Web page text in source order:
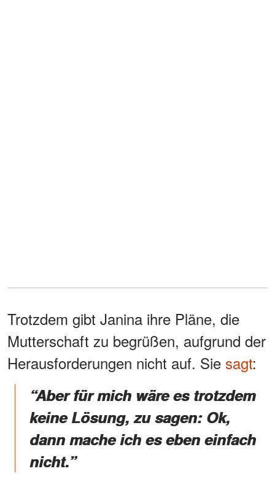
Trotzdem gibt Janina ihre Pläne, die
Mutterschaft zu begrüßen, aufgrund der
Herausforderungen nicht auf. Sie sagt:
“Aber für mich wäre es trotzdem
keine Lösung, zu sagen: Ok,
dann mache ich es eben einfach
nicht.”